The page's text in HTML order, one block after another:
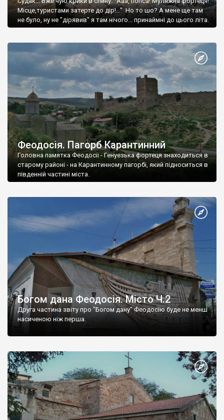
Місце,туристами затерте до дір!..." Но то шо? А мене ще там
не було, ну не "дірявив" я там нічого... принаймні до цього літа.
Феодосія. Пагорб Карантинний
Головна памятка Феодосії - Генуезька фортеця знаходиться в
старому районі - на Карантинному пагорбі, який підноситься в
південній частині міста.
Богом дана Феодосія. Місто Ч.2
Друга частина звіту про "Богом дану" Феодосію буде не менш
насиченою ніж перша.